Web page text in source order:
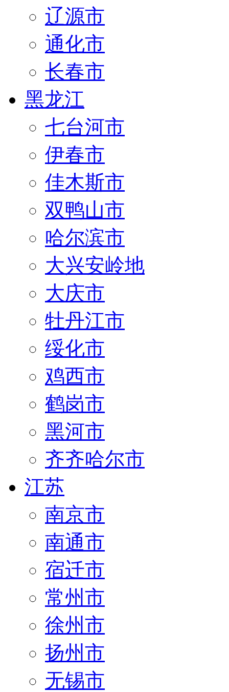
辽源市
通化市
长春市
黑龙江
七台河市
伊春市
佳木斯市
双鸭山市
哈尔滨市
大兴安岭地
大庆市
牡丹江市
绥化市
鸡西市
鹤岗市
黑河市
齐齐哈尔市
江苏
南京市
南通市
宿迁市
常州市
徐州市
扬州市
无锡市